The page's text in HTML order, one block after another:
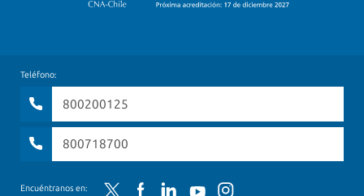
Teléfono:
800200125
800718700
Encuéntranos en: Twitter FacebookLinkedInYouTubeInstagram